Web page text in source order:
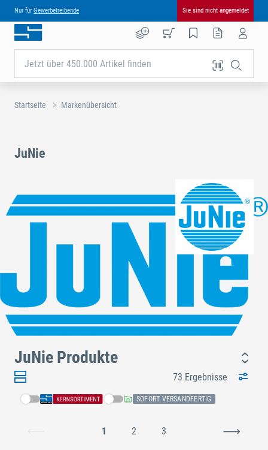
Nur für Gewerbetreibende Sie sind nicht angemeldet
Jetzt über 450.000 Artikel finden
Startseite Markenübersicht
JuNie
JuNie Produkte
73 Ergebnisse
SOFORT VERSANDFERTIG
1 2 3